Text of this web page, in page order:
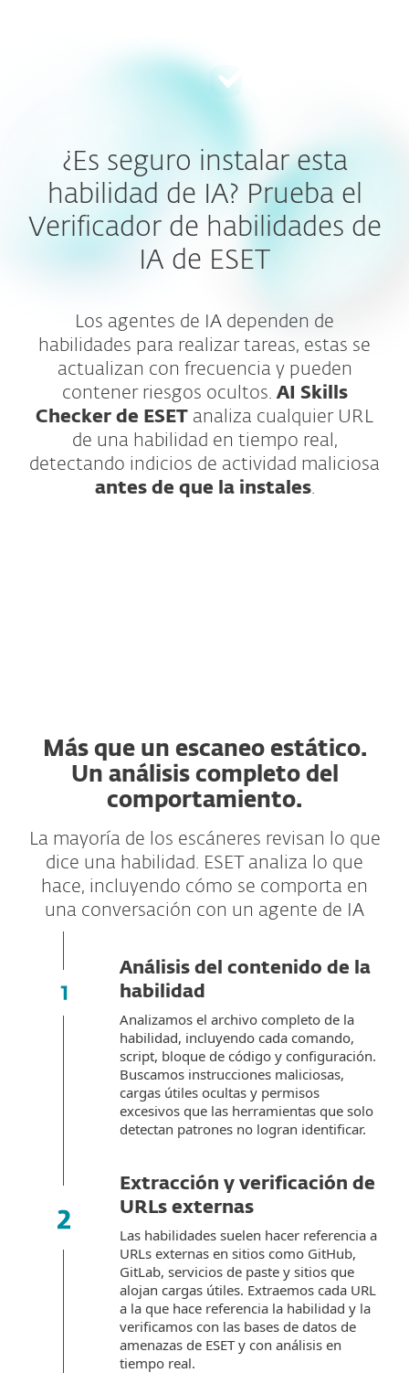
¿Es seguro instalar esta
habilidad de IA? Prueba el
Verificador de habilidades de
IA de ESET
Los agentes de IA dependen de
habilidades para realizar tareas, estas se
actualizan con frecuencia y pueden
contener riesgos ocultos. AI Skills
Checker de ESET analiza cualquier URL
de una habilidad en tiempo real,
detectando indicios de actividad maliciosa
antes de que la instales.
Más que un escaneo estático.
Un análisis completo del
comportamiento.
La mayoría de los escáneres revisan lo que
dice una habilidad. ESET analiza lo que
hace, incluyendo cómo se comporta en
una conversación con un agente de IA
Análisis del contenido de la
habilidad
Analizamos el archivo completo de la
habilidad, incluyendo cada comando,
script, bloque de código y configuración.
Buscamos instrucciones maliciosas,
cargas útiles ocultas y permisos
excesivos que las herramientas que solo
detectan patrones no logran identificar.
Extracción y verificación de
URLs externas
Las habilidades suelen hacer referencia a
URLs externas en sitios como GitHub,
GitLab, servicios de paste y sitios que
alojan cargas útiles. Extraemos cada URL
a la que hace referencia la habilidad y la
verificamos con las bases de datos de
amenazas de ESET y con análisis en
tiempo real.